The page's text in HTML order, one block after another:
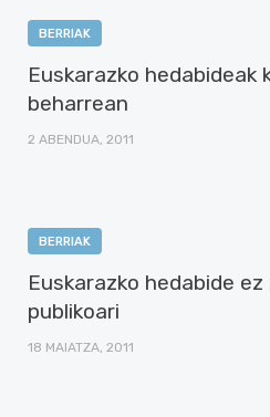
BERRIAK
Euskarazko hedabideak
beharrean
2 ABENDUA, 2011
BERRIAK
Euskarazko hedabide
publikoari
18 MAIATZA, 2011